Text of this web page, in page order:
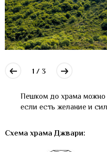
1 / 3
Пешком до храма можно
если есть желание и
Схема храма Джвари: